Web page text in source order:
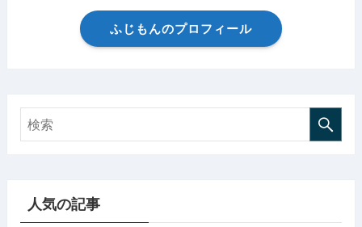
ふじもんのプロフィール
人気の記事